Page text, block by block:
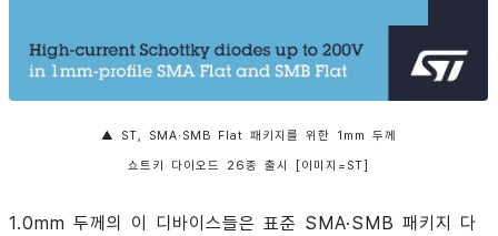
▲ ST, SMA·SMB Flat 패키지를 위한 1mm 두께
쇼트키 다이오드 26종 출시 [이미지=ST]
1.0mm 두께의 이 디바이스들은 표준 SMA·SMB 패키지 다